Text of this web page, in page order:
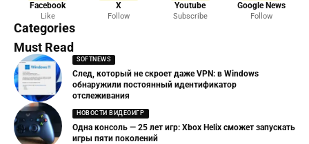
Facebook
Like
X
Follow
Youtube
Subscribe
Google News
Follow
Categories
Must Read
SOFTNEWS
След, который не скроет даже VPN: в Windows
обнаружили постоянный идентификатор
отслеживания
НОВОСТИ ВИДЕОИГР
Одна консоль — 25 лет игр: Xbox Helix сможет запускать
игры пяти поколений